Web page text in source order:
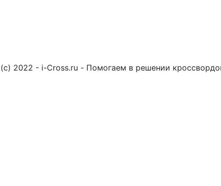
(c) 2022 - i-Cross.ru - Помогаем в решении